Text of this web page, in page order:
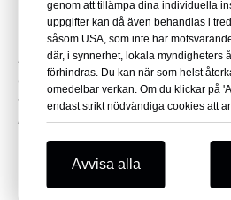
Färgalternativ:
Klara,
blå, grön, gul, etc.)
Anpassade mått kan skräddarsys för
eller skyddstillämpningar.
Anpassningsalternativ
industriella projekt
För B2B-kunder kan färgglad mjuk
möta projektets krav:
genom att tillämpa dina individuella
uppgifter kan då även behandlas i
såsom USA, som inte har
där, i synnerhet, lokala myndigheters
förhindras. Du kan när som helst
omedelbar verkan. Om du klickar på
endast strikt nödvändiga cookies att
Avvisa alla